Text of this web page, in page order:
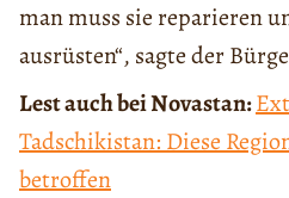
man muss sie reparieren
ausrüsten“, sagte der
Lest auch bei Novastan:
Tadschikistan: Diese
betroffen